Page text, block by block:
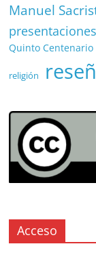
Manuel
presentaciones
Quinto Centenario
religión
Acceso